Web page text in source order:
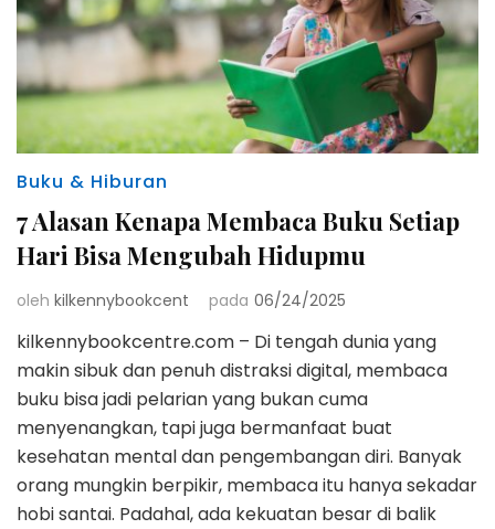
Buku & Hiburan
7 Alasan Kenapa Membaca Buku Setiap
Hari Bisa Mengubah Hidupmu
oleh kilkennybookcent pada 06/24/2025
kilkennybookcentre.com – Di tengah dunia yang
makin sibuk dan penuh distraksi digital, membaca
buku bisa jadi pelarian yang bukan cuma
menyenangkan, tapi juga bermanfaat buat
kesehatan mental dan pengembangan diri. Banyak
orang mungkin berpikir, membaca itu hanya sekadar
hobi santai. Padahal, ada kekuatan besar di balik